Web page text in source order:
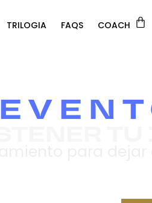
TRILOGIA FAQS COACH